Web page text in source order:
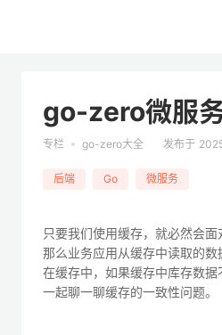
go-zero微服
专栏 go-zero大全 发布于
后端 Go 微服务
只要我们使用缓存，就必然会
那么业务应用从缓存中读取的
在缓存中，如果缓存中库存数
一起聊一聊缓存的一致性问题。